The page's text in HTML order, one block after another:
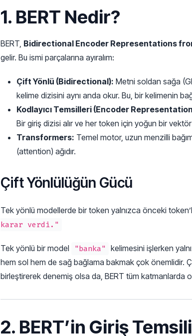
1. BERT Nedir?
BERT, Bidirectional Encoder Representations
gelir. Bu ismi parçalarına ayıralım:
Çift Yönlü (Bidirectional): Metni soldan sağa
kelime dizisini aynı anda okur. Bu, bir kelimenin
Kodlayıcı Temsilleri (Encoder
Bir giriş dizisi alır ve her token için yoğun bir
Transformers: Temel motor, uzun menzilli
(attention) ağıdır.
Çift Yönlülüğün Gücü
Tek yönlü modellerde bir token yalnızca önceki
karar verdi."
Tek yönlü bir model "banka" kelimesini işlerken
hem sol hem de sağ bağlama bakmak çok önemlidir.
birleştirerek denemiş olsa da, BERT tüm katmanlarda
2. BERT’in Giriş Temsili